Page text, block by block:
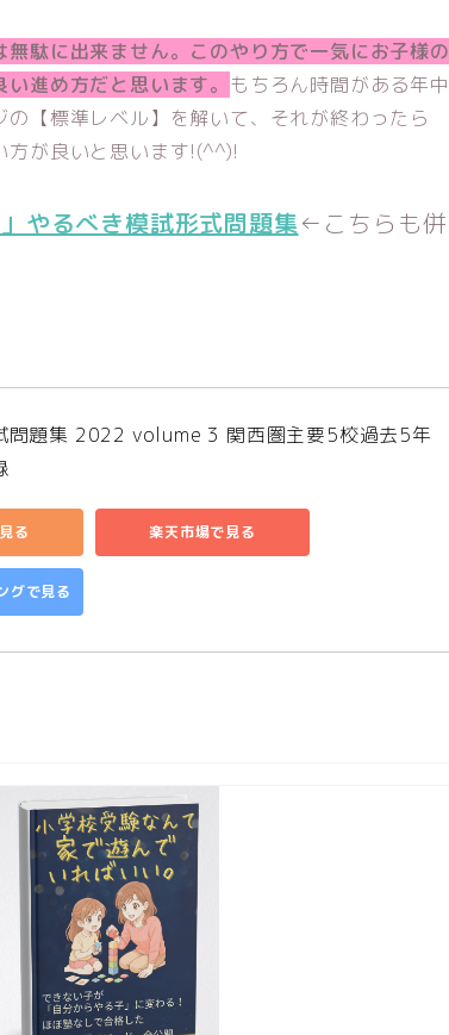
駄に出来ません。このやり方で一気にお子様の
進め方だと思います。 もちろん時間がある年中
【標準レベル】を解いて、それが終わったら
方が良いと思います!(^^)!
やるべき模試形式問題集←こちらも併
問題集 2022 volume 3 関西圏主要5校過去5年
る 楽天市場で見る
グで見る